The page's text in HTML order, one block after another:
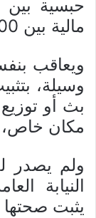
مالية بين 2000 و20000 درهم.
ويعاقب
وسيلة،
بث أو
مكان خاص،
ولم يصدر
النيابة
يثبت صحتها